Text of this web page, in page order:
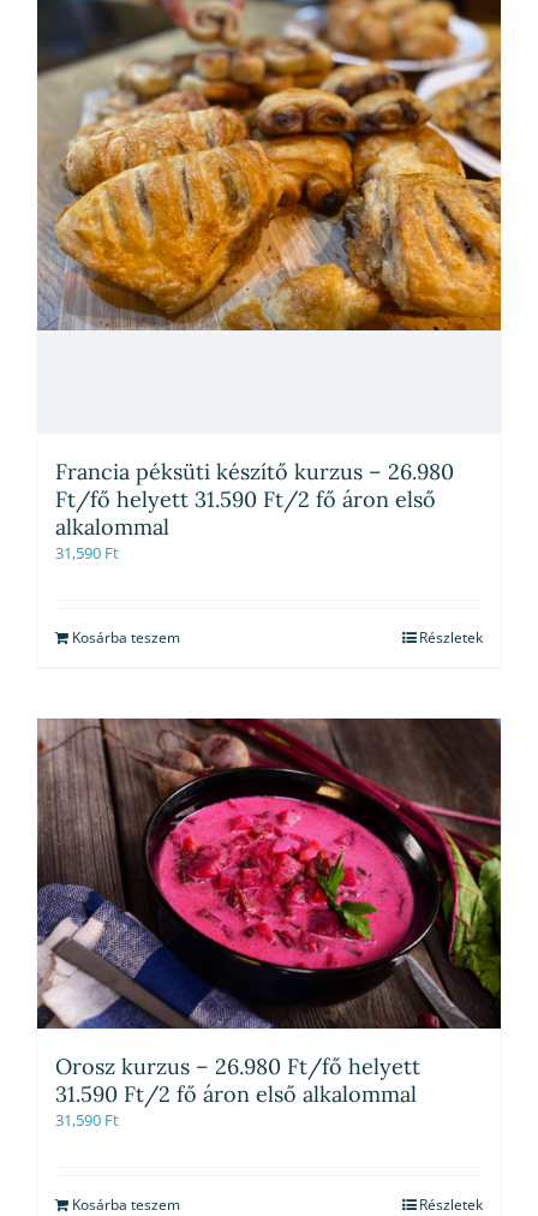
Francia péksüti készítő kurzus – 26.980
Ft/fő helyett 31.590 Ft/2 fő áron első
alkalommal
31,590 Ft
Kosárba teszem Részletek
Orosz kurzus – 26.980 Ft/fő helyett
31.590 Ft/2 fő áron első alkalommal
31,590 Ft
Kosárba teszem Részletek